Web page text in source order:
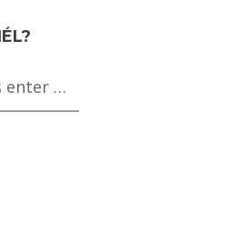
Házilag?